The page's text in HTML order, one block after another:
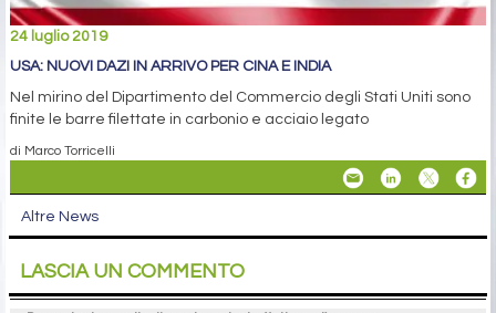
24 luglio 2019
USA: NUOVI DAZI IN ARRIVO PER CINA E INDIA
Nel mirino del Dipartimento del Commercio degli Stati Uniti sono
finite le barre filettate in carbonio e acciaio legato
di Marco Torricelli
Altre News
LASCIA UN COMMENTO